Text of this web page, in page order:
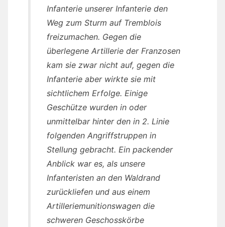
Infanterie unserer Infanterie den
Weg zum Sturm auf Tremblois
freizumachen. Gegen die
überlegene Artillerie der Franzosen
kam sie zwar nicht auf, gegen die
Infanterie aber wirkte sie mit
sichtlichem Erfolge. Einige
Geschütze wurden in oder
unmittelbar hinter den in 2. Linie
folgenden Angriffstruppen in
Stellung gebracht. Ein packender
Anblick war es, als unsere
Infanteristen an den Waldrand
zurückliefen und aus einem
Artilleriemunitionswagen die
schweren Geschosskörbe